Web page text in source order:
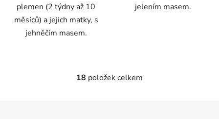
plemen (2 týdny až 10
měsíců) a jejich matky, s
jehněčím masem.
jelením masem.
O
18 položek celkem